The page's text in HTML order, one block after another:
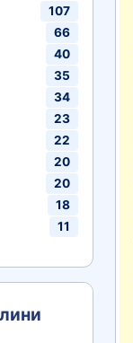
107
66
40
35
34
23
22
20
20
18
11